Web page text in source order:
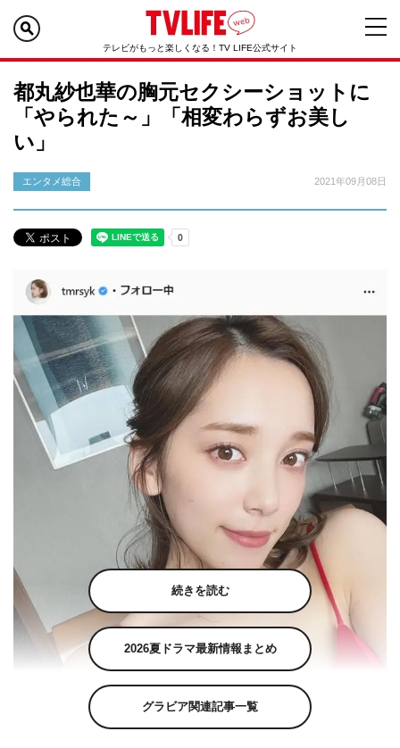
テレビがもっと楽しくなる！TV LIFE公式サイト
都丸紗也華の胸元セクシーショットに
「やられた～」「相変わらずお美し
い」
エンタメ総合 2021年09月08日
続きを読む
2026夏ドラマ最新情報まとめ
グラビア関連記事一覧